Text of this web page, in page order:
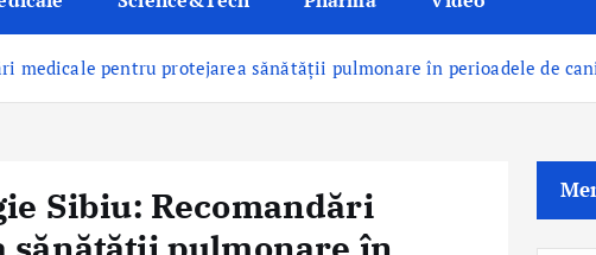
medicale pentru protejarea sănătății pulmonare în perioadele de
Sibiu: Recomandări